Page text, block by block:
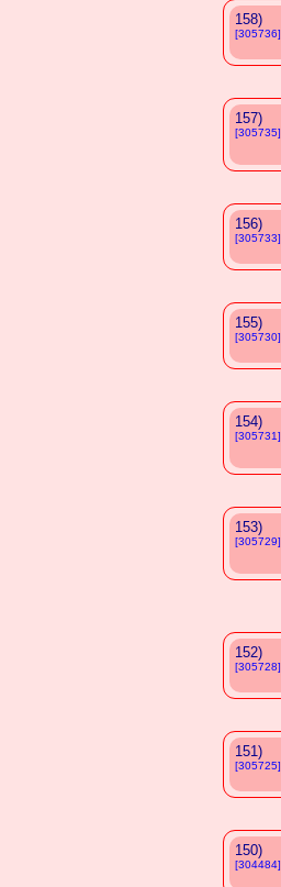
158)
[305736]
157)
[305735]
156)
[305733]
155)
[305730]
154)
[305731]
153)
[305729]
152)
[305728]
151)
[305725]
150)
[304484]